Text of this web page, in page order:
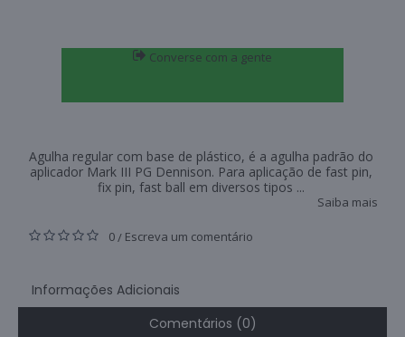
Converse com a gente
Agulha regular com base de plástico, é a agulha padrão do
aplicador Mark III PG Dennison. Para aplicação de fast pin,
fix pin, fast ball em diversos tipos ...
Saiba mais
0 / Escreva um comentário
Informações Adicionais
Comentários (0)